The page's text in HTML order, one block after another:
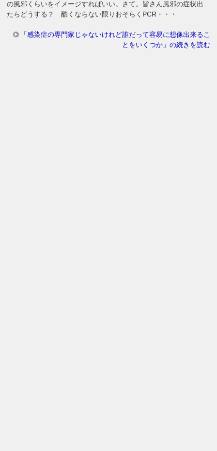
の風邪くらいをイメージすればいい。さて。皆さん風邪の症状出
たらどうする？ 酷くならない限りおそらくPCR・・・
「感染症の専門家じゃないけれど誰だって容易に想像出来るこ
とをいくつか」の続きを読む